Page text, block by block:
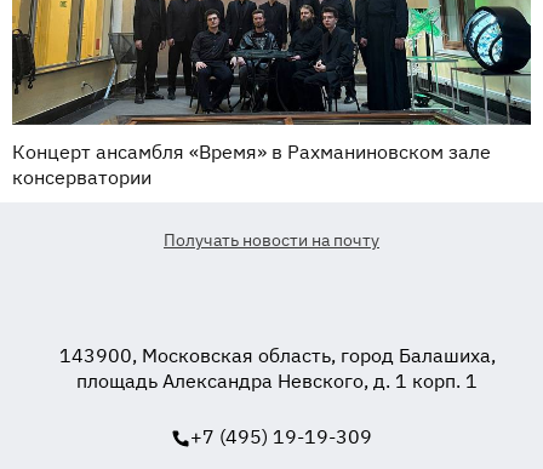
Концерт ансамбля «Время» в Рахманиновском зале
консерватории
Получать новости на почту
143900, Московская область, город Балашиха,
площадь Александра Невского, д. 1 корп. 1
+7 (495) 19-19-309